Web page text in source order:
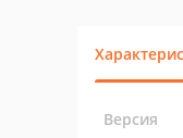
Версия